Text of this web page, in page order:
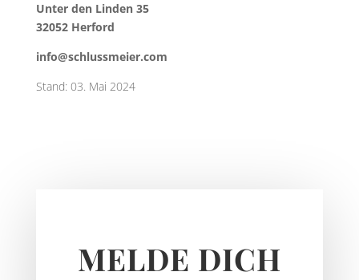
Unter den Linden 35
32052 Herford
info@schlussmeier.com
Stand: 03. Mai 2024
MELDE DICH